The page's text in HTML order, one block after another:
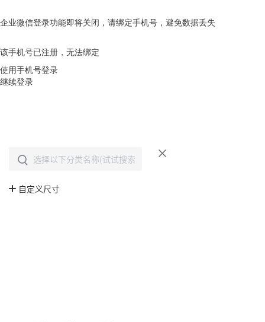
企业微信登录功能即将关闭，请绑定手机号，避免数据丢失
该手机号已注册，无法绑定
使用手机号登录
继续登录